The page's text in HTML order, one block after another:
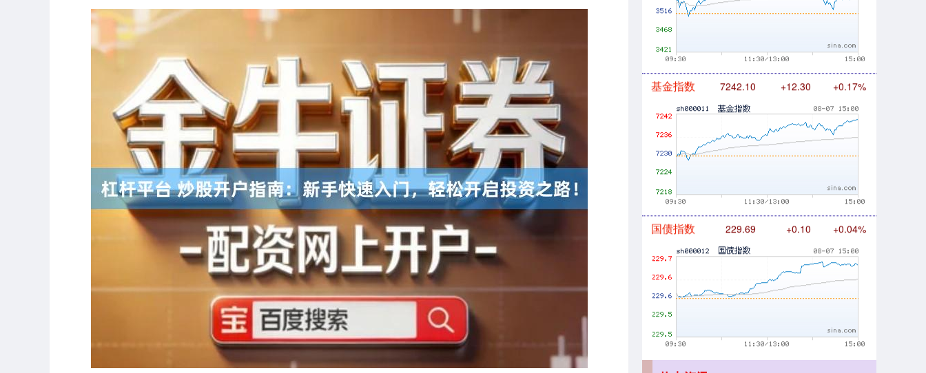
基金指数 7242.10 +12.30 +0.17%
国债指数 229.69 +0.10 +0.04%
期指IC0 7877.80 +164.40 +2.13%